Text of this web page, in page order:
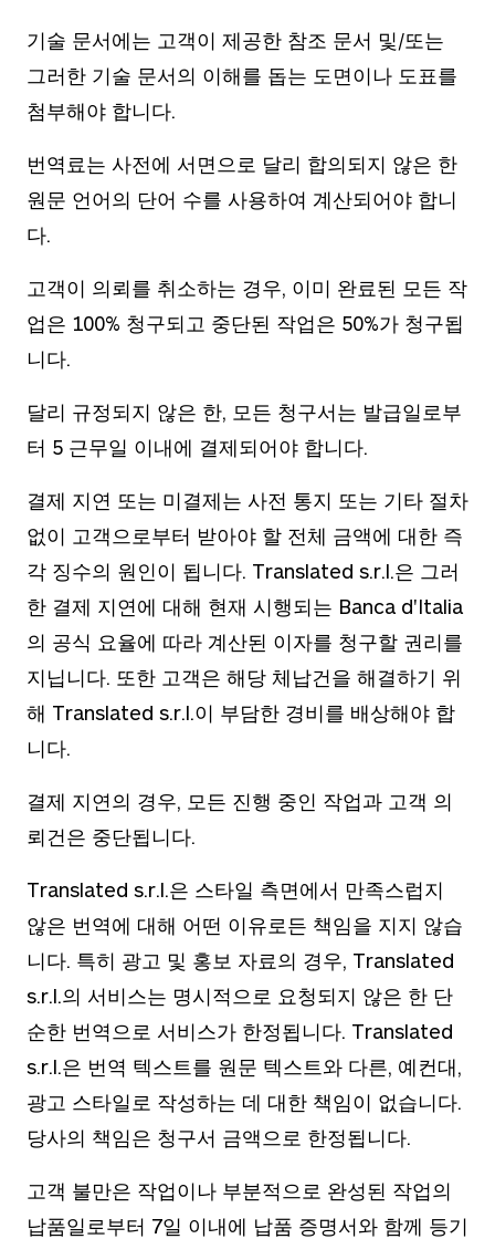
기술 문서에는 고객이 제공한 참조 문서 및/또는
그러한 기술 문서의 이해를 돕는 도면이나 도표를
첨부해야 합니다.
번역료는 사전에 서면으로 달리 합의되지 않은 한
원문 언어의 단어 수를 사용하여 계산되어야 합니
다.
고객이 의뢰를 취소하는 경우, 이미 완료된 모든 작
업은 100% 청구되고 중단된 작업은 50%가 청구됩
니다.
달리 규정되지 않은 한, 모든 청구서는 발급일로부
터 5 근무일 이내에 결제되어야 합니다.
결제 지연 또는 미결제는 사전 통지 또는 기타 절차
없이 고객으로부터 받아야 할 전체 금액에 대한 즉
각 징수의 원인이 됩니다. Translated s.r.l.은 그러
한 결제 지연에 대해 현재 시행되는 Banca d'Italia
의 공식 요율에 따라 계산된 이자를 청구할 권리를
지닙니다. 또한 고객은 해당 체납건을 해결하기 위
해 Translated s.r.l.이 부담한 경비를 배상해야 합
니다.
결제 지연의 경우, 모든 진행 중인 작업과 고객 의
뢰건은 중단됩니다.
Translated s.r.l.은 스타일 측면에서 만족스럽지
않은 번역에 대해 어떤 이유로든 책임을 지지 않습
니다. 특히 광고 및 홍보 자료의 경우, Translated
s.r.l.의 서비스는 명시적으로 요청되지 않은 한 단
순한 번역으로 서비스가 한정됩니다. Translated
s.r.l.은 번역 텍스트를 원문 텍스트와 다른, 예컨대,
광고 스타일로 작성하는 데 대한 책임이 없습니다.
당사의 책임은 청구서 금액으로 한정됩니다.
고객 불만은 작업이나 부분적으로 완성된 작업의
납품일로부터 7일 이내에 납품 증명서와 함께 등기